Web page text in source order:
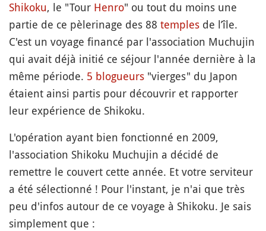
Shikoku, le "Tour Henro" ou tout du moins une
partie de ce pèlerinage des 88 temples de l’île.
C'est un voyage financé par l'association Muchujin
qui avait déjà initié ce séjour l'année dernière à la
même période. 5 blogueurs "vierges" du Japon
étaient ainsi partis pour découvrir et rapporter
leur expérience de Shikoku.
L'opération ayant bien fonctionné en 2009,
l'association Shikoku Muchujin a décidé de
remettre le couvert cette année. Et votre serviteur
a été sélectionné ! Pour l'instant, je n'ai que très
peu d'infos autour de ce voyage à Shikoku. Je sais
simplement que :